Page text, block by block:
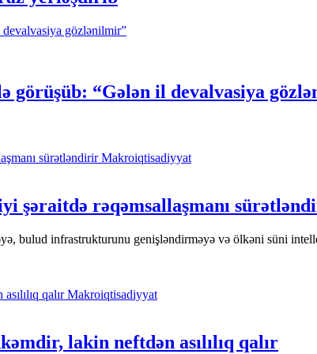
görüşüb: “Gələn il devalvasiya
Makroiqtisadiyyat
şəraitdə rəqəmsallaşmanı
bulud infrastrukturunu genişləndirməyə və ölkəni süni
Makroiqtisadiyyat
lakin neftdən asılılıq qalır